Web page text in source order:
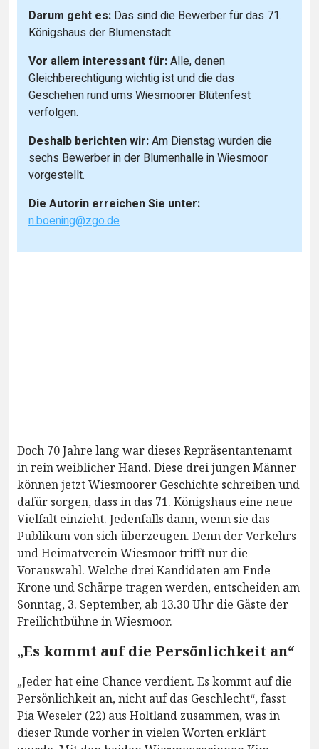
Darum geht es: Das sind die Bewerber für das 71.
Königshaus der Blumenstadt.
Vor allem interessant für:Alle, denen
Gleichberechtigung wichtig ist und die das
Geschehen rund ums Wiesmoorer Blütenfest
verfolgen.
Deshalb berichten wir:Am Dienstag wurden die
sechs Bewerber in der Blumenhalle in Wiesmoor
vorgestellt.
Die Autorin erreichen Sie unter:
n.boening@zgo.de
Doch 70 Jahre lang war dieses Repräsentantenamt
in rein weiblicher Hand. Diese drei jungen Männer
können jetzt Wiesmoorer Geschichte schreiben und
dafür sorgen, dass in das 71. Königshaus eine neue
Vielfalt einzieht. Jedenfalls dann, wenn sie das
Publikum von sich überzeugen. Denn der Verkehrs-
und Heimatverein Wiesmoor trifft nur die
Vorauswahl. Welche drei Kandidaten am Ende
Krone und Schärpe tragen werden, entscheiden am
Sonntag, 3. September, ab 13.30 Uhr die Gäste der
Freilichtbühne in Wiesmoor.
„Es kommt auf die Persönlichkeit an“
„Jeder hat eine Chance verdient. Es kommt auf die
Persönlichkeit an, nicht auf das Geschlecht“, fasst
Pia Weseler (22) aus Holtland zusammen, was in
dieser Runde vorher in vielen Worten erklärt